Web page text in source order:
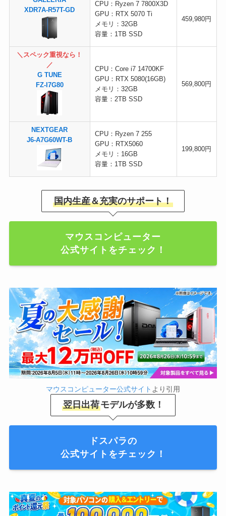
XDR7A-R57T-GD
CPU：Ryzen 7 7800X3D
GPU：RTX 5070 Ti
メモリ：32GB
容量：1TB SSD
459,980円
＼スペック重視なら！
／
G TUNE
FZ-I7G80
CPU：Core i7 14700KF
GPU：RTX 5080(16GB)
メモリ：32GB
容量：2TB SSD
569,800円
NEXTGEAR
J6-A7G60WT-B
CPU：Ryzen 7 255
GPU：RTX5060
メモリ：16GB
容量：1TB SSD
199,800円
国内生産＆充実のサポート！
マウスコンピューター
公式サイトをチェック！
マウスコンピューター公式サイト より引用
翌日出荷モデルが多数！
ドスパラの
公式サイトをチェック！